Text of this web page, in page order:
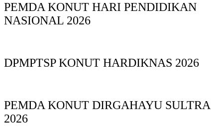
PEMDA KONUT HARI PENDIDIKAN
NASIONAL 2026
DPMPTSP KONUT HARDIKNAS 2026
PEMDA KONUT DIRGAHAYU SULTRA
2026